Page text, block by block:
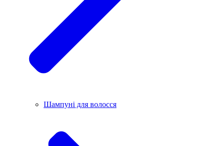
Шампуні для волосся